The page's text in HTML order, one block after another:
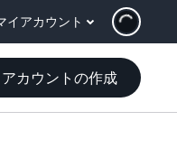
イアカウント
アカウントの作成